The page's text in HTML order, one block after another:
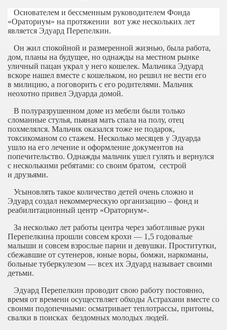
Основателем и бессменным руководителем Фонда
«Ораториум» на протяжении вот уже нескольких лет
является Эдуард Перепелкин.
Он жил спокойной и размеренной жизнью, была работа,
дом, планы на будущее, но однажды на местном рынке
уличный пацан украл у него кошелек. Мальчика Эдуард
вскоре нашел вместе с кошельком, но решил не вести его
в милицию, а поговорить с его родителями. Мальчик
неохотно привел Эдуарда домой.
В полуразрушенном доме из мебели были только
сломанные стулья, пьяная мать спала на полу, отец
похмелялся. Мальчик оказался тоже не подарок,
токсикоманом со стажем. Несколько месяцев у Эдуарда
ушло на его лечение и оформление документов на
попечительство. Однажды мальчик ушел гулять и вернулся
с несколькими ребятами: со своим братом, сестрой
и друзьями.
Усыновлять такое количество детей очень сложно и
Эдуард создал некоммерческую организацию – фонд и
реабилитационный центр «Ораториум».
За несколько лет работы центра через заботливые руки
Перепелкина прошли совсем крохи — 1,5 годовалые
малыши и совсем взрослые парни и девушки. Проститутки,
сбежавшие от сутенеров, юные воры, бомжи, наркоманы,
больные туберкулезом — всех их Эдуард называет своими
детьми.
Эдуард Перепелкин проводит свою работу постоянно,
время от времени осуществляет обходы Астрахани вместе со
своими подопечными: осматривает теплотрассы, притоны,
свалки в поисках бездомных молодых людей.